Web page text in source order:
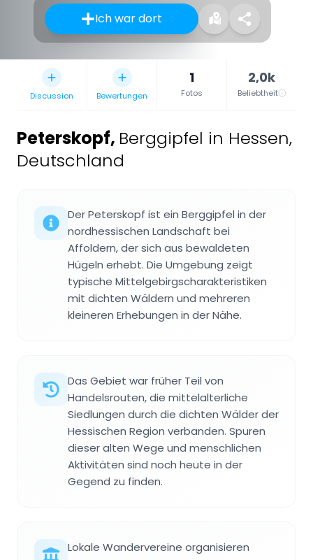
Ich war dort
Discussion Bewertungen
1
Fotos
2,0k
Beliebtheit
Peterskopf, Berggipfel in Hessen,
Deutschland
Der Peterskopf ist ein Berggipfel in der
nordhessischen Landschaft bei
Affoldern, der sich aus bewaldeten
Hügeln erhebt. Die Umgebung zeigt
typische Mittelgebirgscharakteristiken
mit dichten Wäldern und mehreren
kleineren Erhebungen in der Nähe.
Das Gebiet war früher Teil von
Handelsrouten, die mittelalterliche
Siedlungen durch die dichten Wälder der
Hessischen Region verbanden. Spuren
dieser alten Wege und menschlichen
Aktivitäten sind noch heute in der
Gegend zu finden.
Lokale Wandervereine organisieren